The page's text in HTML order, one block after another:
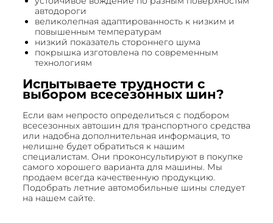
автодороги
великолепная адаптированность к низким и
повышенным температурам
низкий показатель стороннего шума
покрышка изготовлена по современным
технологиям
Испытываете трудности с
выбором всесезонных шин?
Если вам непросто определиться с подбором
всесезонных автошин для транспортного средства
или надобна дополнительная информация, то
нелишне будет обратиться к нашим
специалистам. Они проконсультируют в покупке
самого хорошего варианта для машины. Мы
продаем всегда качественную продукцию.
Подобрать летние автомобильные шины следует
на нашем сайте.